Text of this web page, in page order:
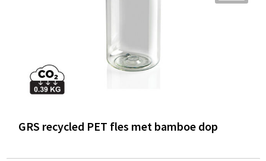
GRS recycled PET fles met bamboe dop